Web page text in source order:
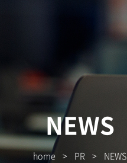
NEWS
home > PR > NEWS